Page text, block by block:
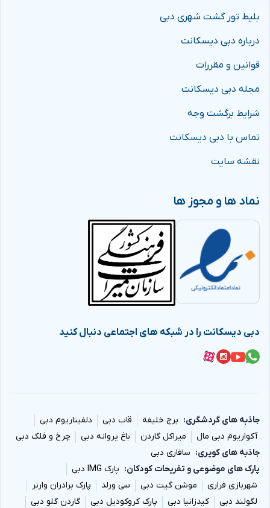
بلیط تور گشت شهری دبی
درباره دبی دیسکانت
قوانین و مقررات
مجله دبی دیسکانت
شرایط برگشت وجه
تماس با دبی دیسکانت
نقشه سایت
نماد ها و مجوز ها
دبی دیسکانت را در شبکه های اجتماعی دنبال کنید
جاذبه های گردشگری برج خلیفه قاب دبی
دلفیناریوم دبی
آکواریوم دبی مال
میراکل گاردن باغ پروانه دبی
چرخ و فلک دبی
جاذبه های کویری
سافاری دبی
پارک های موضوعی و تفریحات کودکان
پارک IMG دبی
شهربازی فراری
موشن گیت دبی سی ورلد
پارک برادران وارنر
لگولند دبی
کیدزانیا دبی پارک کروکودیل دبی
گاردن گلو دبی